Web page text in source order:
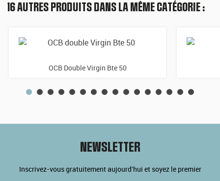
16 AUTRES PRODUITS DANS LA MÊME CATÉGORIE :
OCB Double Virgin Bte 50
NEWSLETTER
Inscrivez-vous gratuitement aujourd'hui et soyez le premier